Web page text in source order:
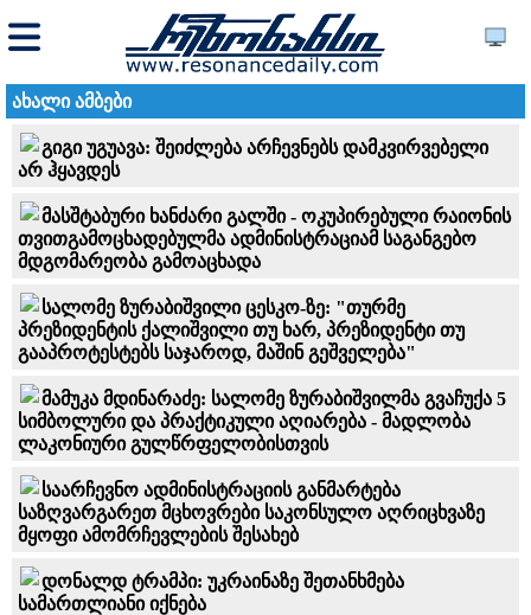
ახალი ამბები
გიგი უგუავა: შეიძლება არჩევნებს დამკვირვებელი
არ ჰყავდეს
მასშტაბური ხანძარი გალში - ოკუპირებული რაიონის
თვითგამოცხადებულმა ადმინისტრაციამ საგანგებო
მდგომარეობა გამოაცხადა
სალომე ზურაბიშვილი ცესკო-ზე: "თურმე
პრეზიდენტის ქალიშვილი თუ ხარ, პრეზიდენტი თუ
გააპროტესტებს საჯაროდ, მაშინ გეშველება"
მამუკა მდინარაძე: სალომე ზურაბიშვილმა გვაჩუქა 5
სიმბოლური და პრაქტიკული აღიარება - მადლობა
ლაკონიური გულწრფელობისთვის
საარჩევნო ადმინისტრაციის განმარტება
საზღვარგარეთ მცხოვრები საკონსულო აღრიცხვაზე
მყოფი ამომრჩევლების შესახებ
დონალდ ტრამპი: უკრაინაზე შეთანხმება
სამართლიანი იქნება